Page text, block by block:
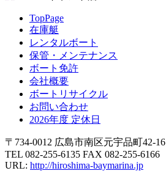
TopPage
在庫艇
レンタルボート
保管・メンテナンス
ボート免許
会社概要
ボートリサイクル
お問い合わせ
2026年度 定休日
〒734-0012 広島市南区元宇品町42-16
TEL 082-255-6135 FAX 082-255-6166
URL: http://hiroshima-baymarina.jp